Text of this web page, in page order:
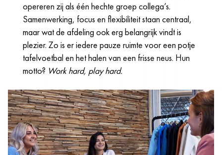
opereren zij als één hechte groep collega’s.
Samenwerking, focus en flexibiliteit staan centraal,
maar wat de afdeling ook erg belangrijk vindt is
plezier. Zo is er iedere pauze ruimte voor een potje
tafelvoetbal en het halen van een frisse neus. Hun
motto? Work hard, play hard.